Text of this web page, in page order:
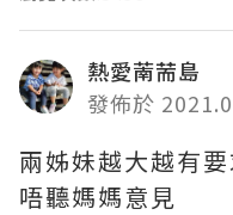
熱愛萳荋島
發佈於
兩姊妹越大越有
唔聽媽媽意見